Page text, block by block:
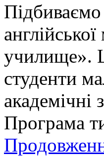
училище».
студенти
академічні
Програма